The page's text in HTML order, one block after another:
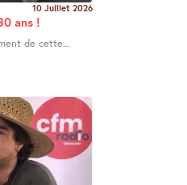
10 Juillet 2026
ans !
de cette...